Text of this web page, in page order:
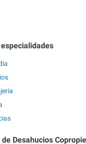
Desahucios